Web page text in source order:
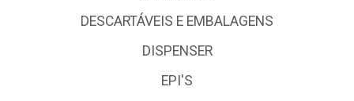
DESCARTÁVEIS E EMBALAGENS
DISPENSER
EPI'S